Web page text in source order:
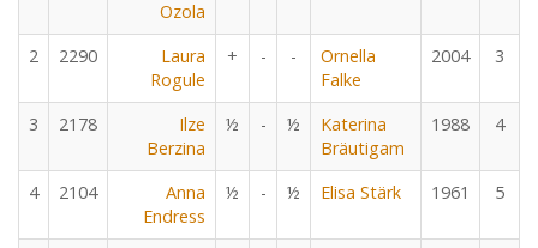
Ozola
2 2290
Laura
Rogule
+ - -
Ornella
Falke
2004 3
3 2178
Ilze
Berzina
½ - ½
Katerina
Bräutigam
1988 4
4 2104
Anna
Endress
½ - ½ Elisa Stärk 1961 5